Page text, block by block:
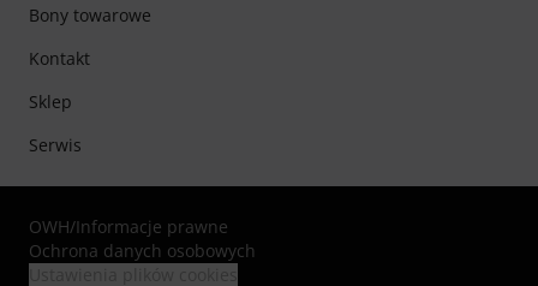
Bony towarowe
Kontakt
Sklep
Serwis
OWH/Informacje prawne
Ochrona danych osobowych